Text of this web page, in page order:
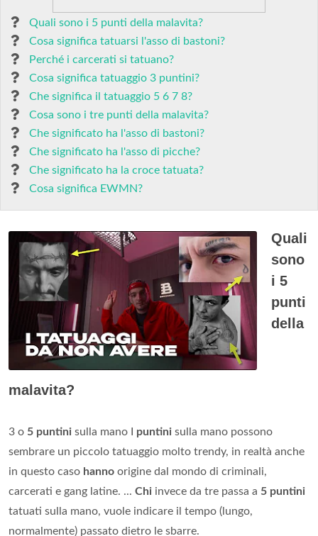
Quali sono i 5 punti della malavita?
Cosa significa tatuarsi l'asso di bastoni?
Perché i carcerati si tatuano?
Cosa significa tatuaggio 3 puntini?
Che significa il tatuaggio 5 6 7 8?
Cosa sono i tre punti della malavita?
Che significato ha l'asso di bastoni?
Che significato ha l'asso di picche?
Che significato ha la croce tatuata?
Cosa significa EWMN?
Quali
sono
i 5
punti
della
malavita?
3 o 5 puntini sulla mano I puntini sulla mano possono
sembrare un piccolo tatuaggio molto trendy, in realtà anche
in questo caso hanno origine dal mondo di criminali,
carcerati e gang latine. ... Chi invece da tre passa a 5 puntini
tatuati sulla mano, vuole indicare il tempo (lungo,
normalmente) passato dietro le sbarre.